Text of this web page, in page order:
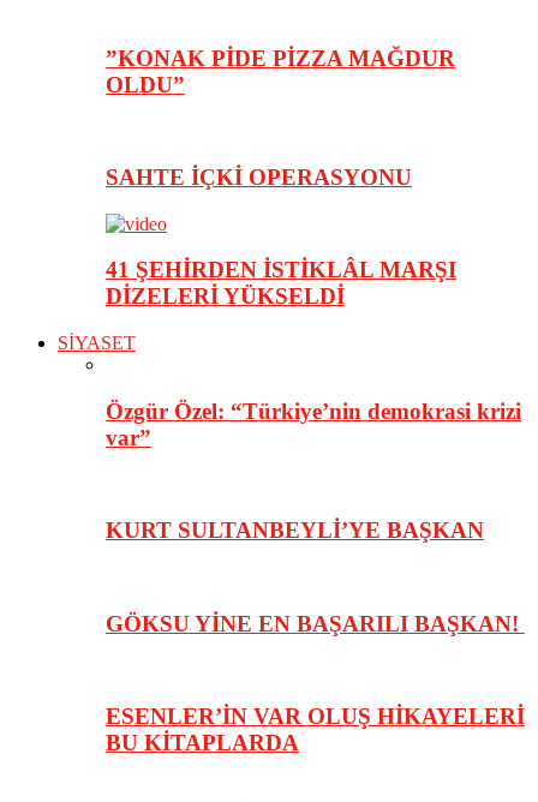
”KONAK PİDE PİZZA MAĞDUR
OLDU”
SAHTE İÇKİ OPERASYONU
41 ŞEHİRDEN İSTİKLÂL MARŞI
DİZELERİ YÜKSELDİ
SİYASET
Özgür Özel: “Türkiye’nin demokrasi krizi
var”
KURT SULTANBEYLİ’YE BAŞKAN
GÖKSU YİNE EN BAŞARILI BAŞKAN!
ESENLER’İN VAR OLUŞ HİKAYELERİ
BU KİTAPLARDA